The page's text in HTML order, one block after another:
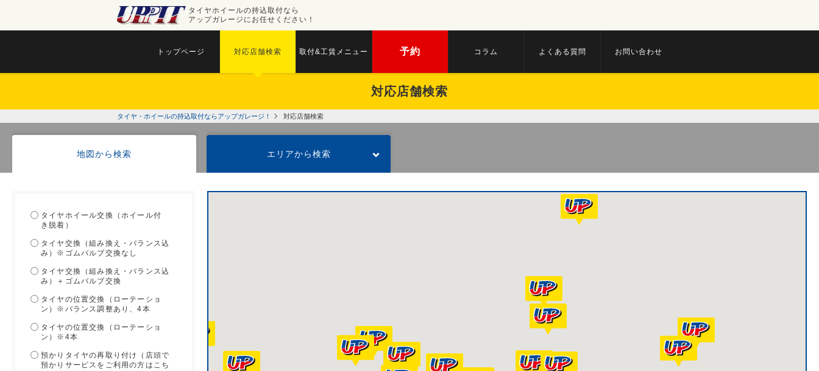
タイヤホイールの持込取付なら
アップガレージにお任せください！
トップページ 対応店舗検索 取付&工賃メニュー 予約 コラム よくある質問 お問い合わせ
対応店舗検索
タイヤ・ホイールの持込取付ならアップガレージ！ 対応店舗検索
地図から検索 エリアから検索
タイヤホイール交換（ホイール付
き脱着）
タイヤ交換（組み換え・バランス込
み）※ゴムバルブ交換なし
タイヤ交換（組み換え・バランス込
み）＋ゴムバルブ交換
タイヤの位置交換（ローテーショ
ン）※バランス調整あり、4本
タイヤの位置交換（ローテーショ
ン）※4本
預かりタイヤの再取り付け（店頭で
預かりサービスをご利用の方はこち